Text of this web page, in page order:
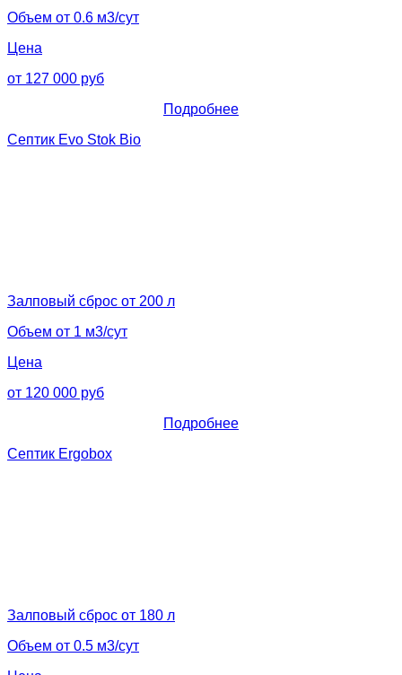
Объем от 0.6 м3/сут
Цена
от 127 000 руб
Подробнее
Септик Evo Stok Bio
Залповый сброс от 200 л
Объем от 1 м3/сут
Цена
от 120 000 руб
Подробнее
Септик Ergobox
Залповый сброс от 180 л
Объем от 0.5 м3/сут